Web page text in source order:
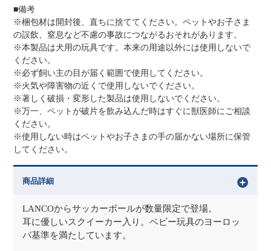
■備考
※梱包材は開封後、直ちに捨ててください。ペットやお子さま
の誤飲、窒息など不慮の事故につながるおそれがあります。
※本製品は犬用の玩具です。本来の用途以外には使用しないで
ください。
※必ず飼い主の目が届く範囲で使用してください。
※火気や障害物の近くで使用しないでください。
※著しく破損・変形した製品は使用しないでください。
※万一、ペットが破片を飲み込んだ時はすぐに獣医師にご相談
ください。
※使用しない時はペットやお子さまの手の届かない場所に保管
してください。
商品詳細
LANCOからサッカーボールが数量限定で登場。
耳に優しいスクイーカー入り。ベビー玩具のヨーロッ
パ基準を満たしています。